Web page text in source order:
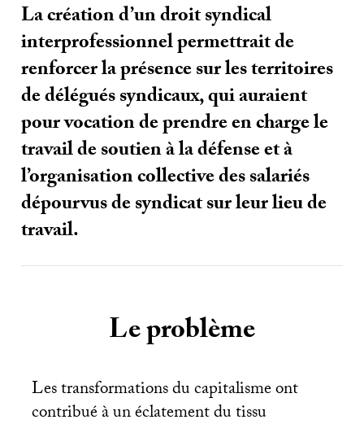
La création d’un droit syndical
interprofessionnel permettrait de
renforcer la présence sur les territoires
de délégués syndicaux, qui auraient
pour vocation de prendre en charge le
travail de soutien à la défense et à
l’organisation collective des salariés
dépourvus de syndicat sur leur lieu de
travail.
Le problème
Les transformations du capitalisme ont
contribué à un éclatement du tissu